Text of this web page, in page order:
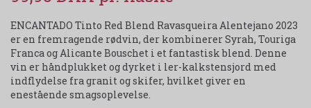
ENCANTADO Tinto Red Blend Ravasqueira Alentejano 2023
er en fremragende rødvin, der kombinerer Syrah, Touriga
Franca og Alicante Bouschet i et fantastisk blend. Denne
vin er håndplukket og dyrket i ler-kalkstensjord med
indflydelse fra granit og skifer, hvilket giver en
enestående smagsoplevelse.